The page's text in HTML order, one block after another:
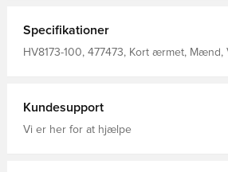
Specifikationer
HV8173-100, 477473, Kort ærmet, Mænd,
Kundesupport
Vi er her for at hjælpe